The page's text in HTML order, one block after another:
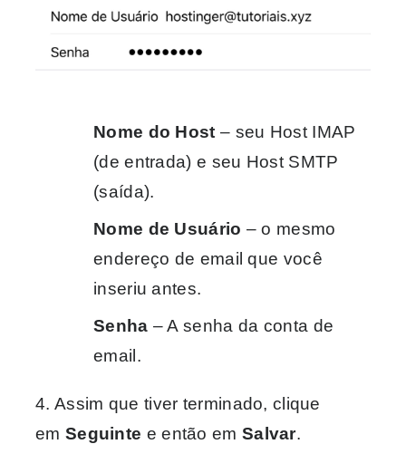
Nome do Host – seu Host IMAP
(de entrada) e seu Host SMTP
(saída).
Nome de Usuário – o mesmo
endereço de email que você
inseriu antes.
Senha – A senha da conta de
email.
4. Assim que tiver terminado, clique
em Seguinte e então em Salvar.